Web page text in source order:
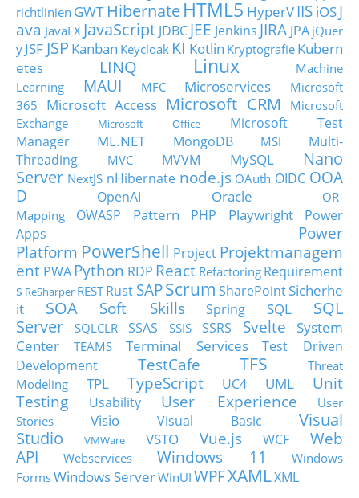
richtlinien GWT HibernateHTML5 HyperVIIS iOSJ
ava JavaFX JavaScript JDBC JEE Jenkins JIRA JPA jQuer
y JSF JSP Kanban Keycloak KI Kotlin Kryptografie Kubern
etes
LINQ Linux
Machine
Learning
MAUI MFC Microservices
Microsoft
365
Microsoft Access Microsoft CRM
Microsoft
Exchange
Microsoft Office
Microsoft Test
Manager
ML.NET MongoDB MSI
Multi-
Threading
MVC MVVM MySQL
Nano
Server NextJS nHibernate node.js OAuth OIDC OOA
D
OpenAI Oracle
OR-
Mapping
OWASP Pattern PHP Playwright
Power
Apps
Power
Platform PowerShell Project Projektmanagem
ent PWA Python RDP React Refactoring Requirement
s ReSharper RESTRust SAPScrum SharePointSicherhe
it
SOA Soft Skills Spring SQL
SQL
Server
SQLCLR SSAS SSIS SSRS Svelte
System
Center
TEAMS Terminal Services
Test Driven
Development
TestCafe TFS
Threat
Modeling
TPL TypeScript UC4 UML
Unit
Testing
Usability User Experience
User
Stories
Visio Visual Basic
Visual
Studio
VMWare VSTO Vue.js WCF
Web
API
Webservices Windows 11
Windows
FormsWindows ServerWinUI WPFXAMLXML